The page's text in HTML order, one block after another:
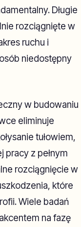
Długie
rozciągnięte w
ruchu i
niedostępny
w budowaniu
eliminuje
tułowiem,
pracy z pełnym
rozciągnięcie w
które
Wiele badań
na fazę